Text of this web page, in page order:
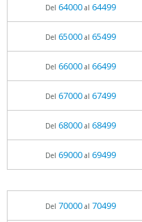
Del 64000al 64499
Del 65000al 65499
Del 66000al 66499
Del 67000al 67499
Del 68000al 68499
Del 69000al 69499
Del 70000al 70499